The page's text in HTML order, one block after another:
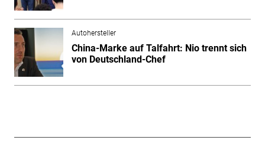
Autohersteller
China-Marke auf Talfahrt: Nio trennt sich
von Deutschland-Chef